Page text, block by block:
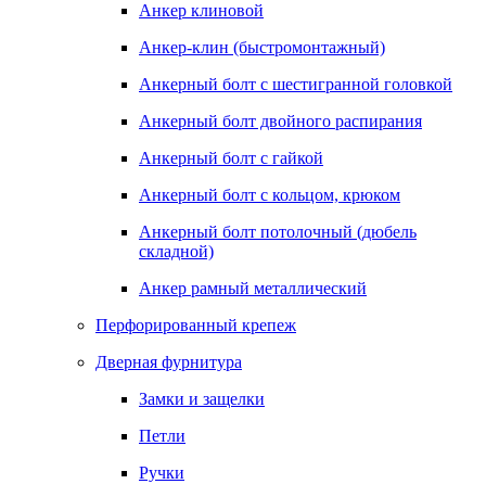
Анкер клиновой
Анкер-клин (быстромонтажный)
Анкерный болт с шестигранной головкой
Анкерный болт двойного распирания
Анкерный болт с гайкой
Анкерный болт с кольцом, крюком
Анкерный болт потолочный (дюбель
складной)
Анкер рамный металлический
Перфорированный крепеж
Дверная фурнитура
Замки и защелки
Петли
Ручки